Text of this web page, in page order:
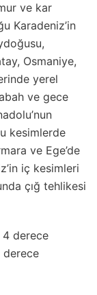
ve kar
Karadeniz’in
Osmaniye,
yerel
ve gece
kesimlerde
ve Ege’de
iç kesimleri
çığ tehlikesi
4 derece
derece